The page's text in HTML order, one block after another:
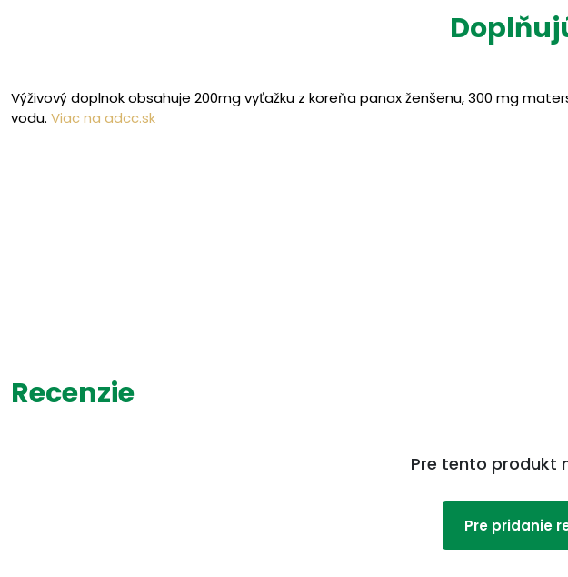
Výživový doplnok obsahuje 200mg vyťažku z koreňa panax ženšenu, 300 mg
vodu. Viac na adcc.sk
Recenzie
Pre tento produkt
Pre pridanie